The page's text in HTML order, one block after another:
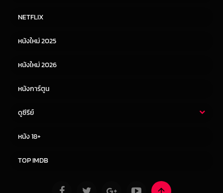
หนังจีน
NETFLIX
หนังใหม่ 2025
หนังใหม่ 2026
หนังการ์ตูน
ดูซีรีย์
หนัง 18+
TOP IMDB